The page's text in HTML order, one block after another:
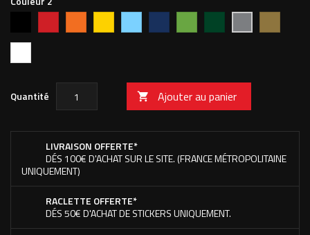
vif
ciel
foncé pommeforêt
Quantité  Ajouter au panier
LIVRAISON OFFERTE*
DÉS 100€ D'ACHAT SUR LE SITE. (FRANCE MÉTROPOLITAINE
UNIQUEMENT)
RACLETTE OFFERTE*
DÉS 50€ D'ACHAT DE STICKERS UNIQUEMENT.